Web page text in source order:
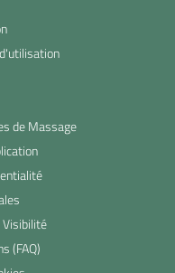
de Massage
(FAQ)